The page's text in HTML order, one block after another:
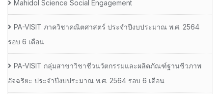
Mahidol Science Social Engagement
PA-VISIT ภาควิชาคณิตศาสตร์ ประจำปีงบประมาณ พ.ศ. 2564
รอบ 6 เดือน
PA-VISIT กลุ่มสาขาวิชาชีวนวัตกรรมและผลิตภัณฑ์ฐานชีวภาพ
อัจฉริยะ ประจำปีงบประมาณ พ.ศ. 2564 รอบ 6 เดือน